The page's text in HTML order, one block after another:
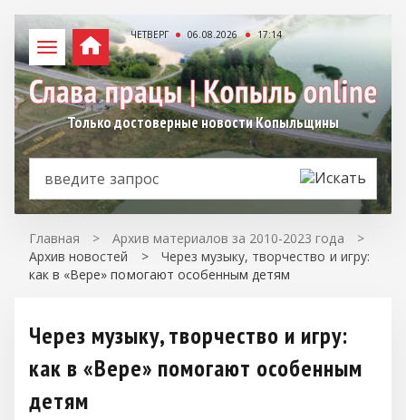
ЧЕТВЕРГ 06.08.2026 17:14
Только достоверные новости Копыльщины
Главная > Архив материалов за 2010-2023 года
>
Архив новостей
>
Через музыку, творчество и игру:
как в «Вере» помогают особенным детям
Через музыку, творчество и игру:
как в «Вере» помогают особенным
детям